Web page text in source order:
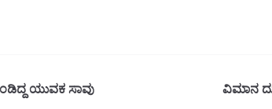
ಯುವಕ ಸಾವು ವಿಮಾನ